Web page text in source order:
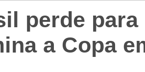
perde para
a Copa